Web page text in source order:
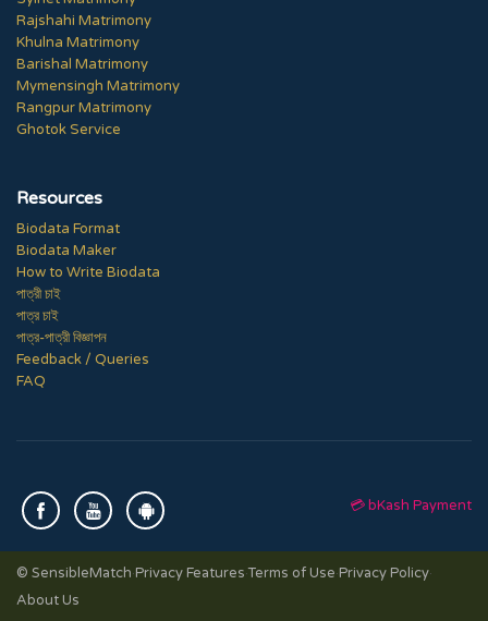
Rajshahi Matrimony
Khulna Matrimony
Barishal Matrimony
Mymensingh Matrimony
Rangpur Matrimony
Ghotok Service
Resources
Biodata Format
Biodata Maker
How to Write Biodata
পাত্রী চাই
পাত্র চাই
পাত্র-পাত্রী বিজ্ঞাপন
Feedback / Queries
FAQ
💳 bKash Payment
© SensibleMatch·Privacy Features·Terms of Use·Privacy Policy·
About Us